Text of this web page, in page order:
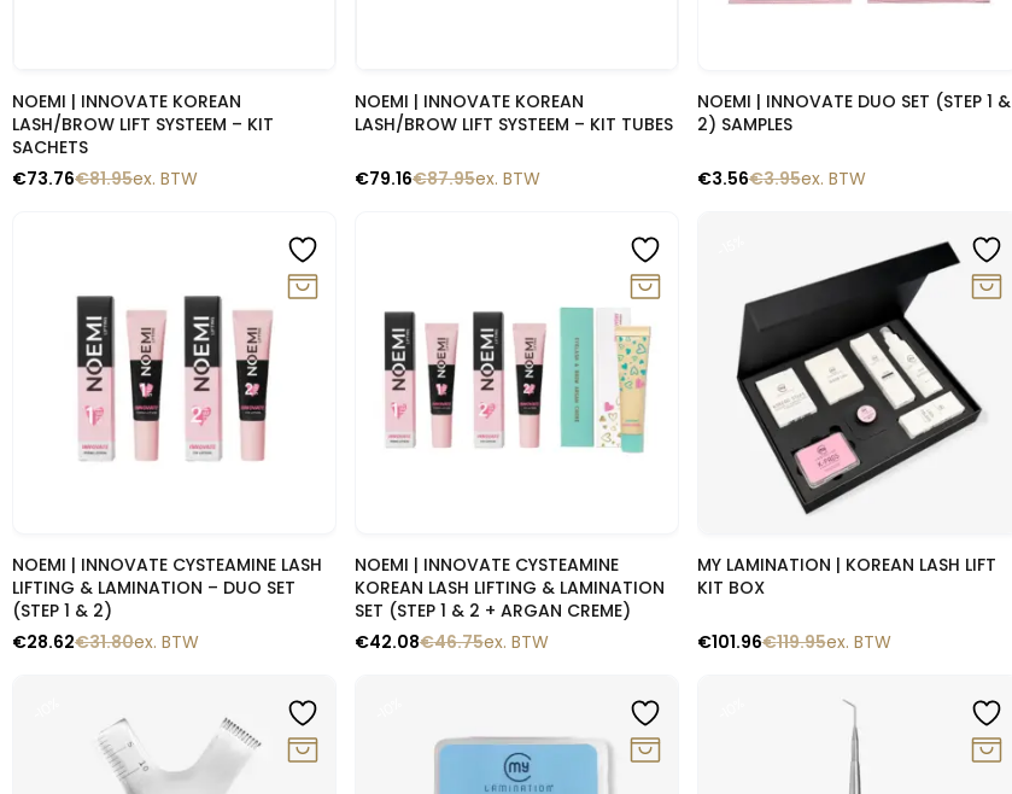
NOEMI | INNOVATE KOREAN
LASH/BROW LIFT SYSTEEM – KIT
SACHETS
€81.95
€73.76 ex. BTW
NOEMI | INNOVATE KOREAN
LASH/BROW LIFT SYSTEEM – KIT TUBES
€87.95
€79.16 ex. BTW
NOEMI | INNOVATE DUO SET (STEP 1 &
2) SAMPLES
€3.95
€3.56 ex. BTW
Snelle blik
NOEMI | INNOVATE CYSTEAMINE LASH
LIFTING & LAMINATION – DUO SET
(STEP 1 & 2)
€31.80
€28.62 ex. BTW
Snelle blik
NOEMI | INNOVATE CYSTEAMINE
KOREAN LASH LIFTING & LAMINATION
SET (STEP 1 & 2 + ARGAN CREME)
€46.75
€42.08 ex. BTW
Snelle blik
MY LAMINATION | KOREAN LASH LIFT
KIT BOX
€119.95
€101.96 ex. BTW